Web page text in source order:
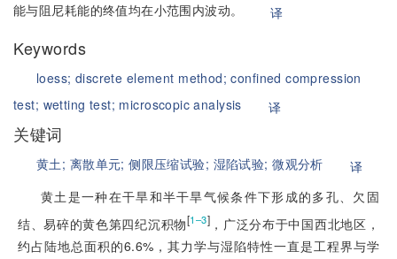
能与阻尼耗能的终值均在小范围内波动。
译
Keywords
loess; discrete element method;confined compression
test; wetting test; microscopic analysis 译
关键词
黄土; 离散单元;侧限压缩试验; 湿陷试验;微观分析
译
黄土是一种在干旱和半干旱气候条件下形成的多孔、欠固
结、易碎的黄色第四纪沉积物[1–3] ，广泛分布于中国西北地区，
约占陆地总面积的6.6%，其力学与湿陷特性一直是工程界与学